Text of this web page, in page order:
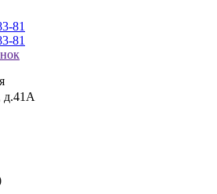
81
81
д.41А